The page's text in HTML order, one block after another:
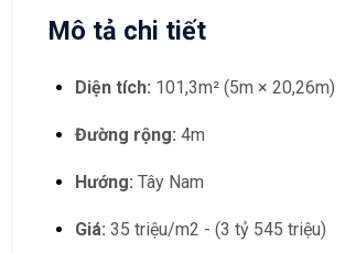
Mô tả chi tiết
Diện tích: 101,3m² (5m × 20,26m)
Đường rộng: 4m
Hướng: Tây Nam
Giá: 35 triệu/m2 - (3 tỷ 545 triệu)